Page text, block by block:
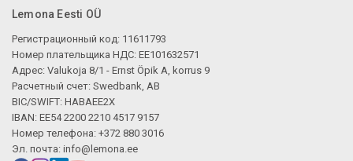
Lemona Eesti OÜ
Регистрационный код: 11611793
Номер плательщика НДС: EE101632571
Адрес: Valukoja 8/1 - Ernst Öpik A, korrus 9
Расчетный счет: Swedbank, AB
BIC/SWIFT: HABAEE2X
IBAN: EE54 2200 2210 4517 9157
Номер телефона: +372 880 3016
Эл. почта: info@lemona.ee